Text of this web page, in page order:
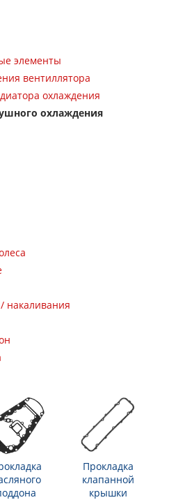
элементы
вентиллятора
охлаждения
охлаждения
накаливания
Прокладка
клапанной
крышки